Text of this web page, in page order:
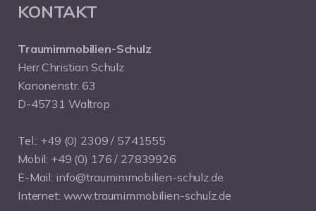
KONTAKT
Traumimmobilien-Schulz
Herr Christian Schulz
Kanonenstr. 63
D-45731 Waltrop
Tel.: +49 (0) 2309 / 5741555
Mobil: +49 (0) 176 / 27839926
E-Mail: info@traumimmobilien-schulz.de
Internet: www.traumimmobilien-schulz.de